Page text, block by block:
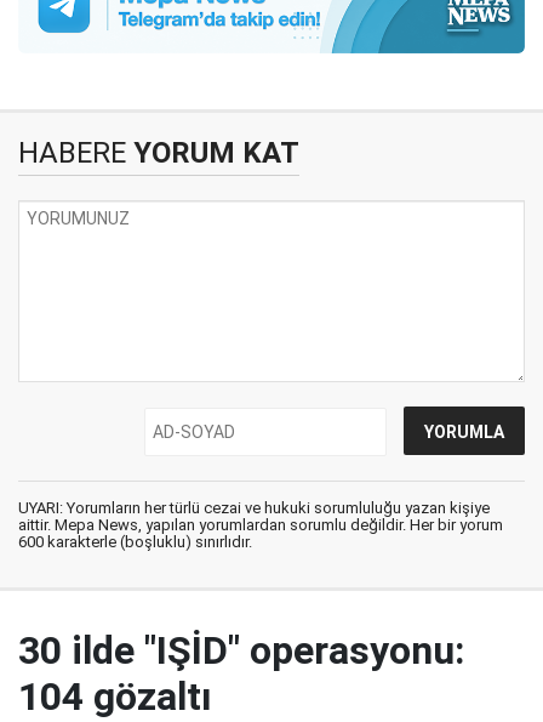
HABERE YORUM KAT
UYARI: Yorumların her türlü cezai ve hukuki sorumluluğu yazan kişiye
aittir. Mepa News, yapılan yorumlardan sorumlu değildir. Her bir yorum
600 karakterle (boşluklu) sınırlıdır.
30 ilde "IŞİD" operasyonu:
104 gözaltı